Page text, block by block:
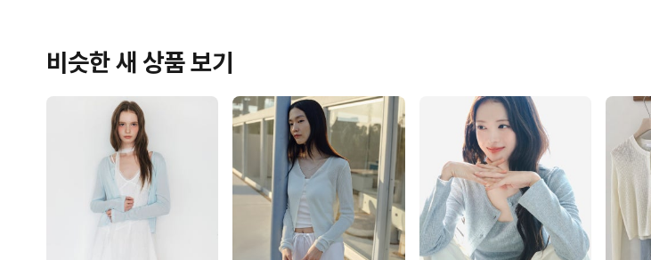
비슷한 새 상품 보기